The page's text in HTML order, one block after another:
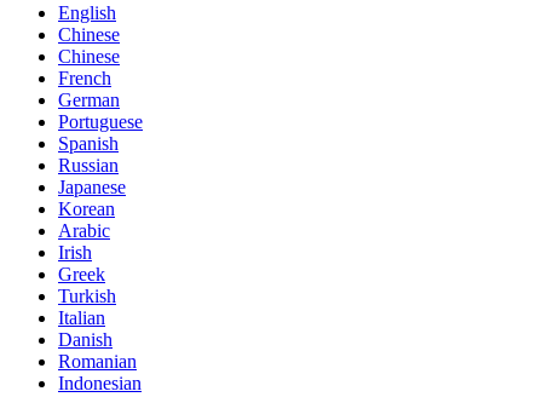
English
Chinese
Chinese
French
German
Portuguese
Spanish
Russian
Japanese
Korean
Arabic
Irish
Greek
Turkish
Italian
Danish
Romanian
Indonesian